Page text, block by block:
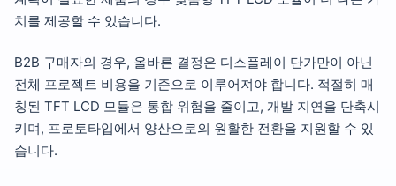
치를 제공할 수 있습니다.
B2B 구매자의 경우, 올바른 결정은 디스플레이 단가만이 아닌
전체 프로젝트 비용을 기준으로 이루어져야 합니다. 적절히 매
칭된 TFT LCD 모듈은 통합 위험을 줄이고, 개발 지연을 단축시
키며, 프로토타입에서 양산으로의 원활한 전환을 지원할 수 있
습니다.